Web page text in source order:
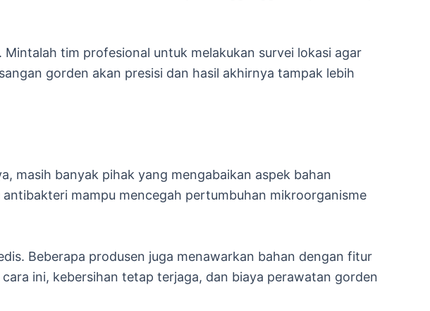
tim profesional untuk melakukan survei lokasi agar
gorden akan presisi dan hasil akhirnya tampak lebih
masih banyak pihak yang mengabaikan aspek bahan
mampu mencegah pertumbuhan mikroorganisme
Beberapa produsen juga menawarkan bahan dengan fitur
ini, kebersihan tetap terjaga, dan biaya perawatan gorden